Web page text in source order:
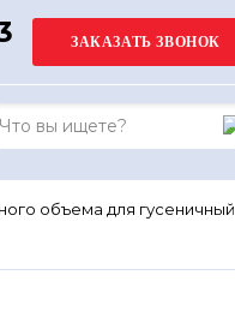
объема для гусеничный